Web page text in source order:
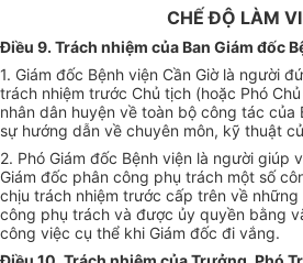
CHẾ ĐỘ LÀM
Điều 9. Trách nhiệm của Ban Giám đốc
1. Giám đốc Bệnh viện Cần Giờ là người
trách nhiệm trước Chủ tịch (hoặc Phó
nhân dân huyện về toàn bộ công tác của
sự hướng dẫn về chuyên môn, kỹ thuật
2. Phó Giám đốc Bệnh viện là người giúp
Giám đốc phân công phụ trách một số
chịu trách nhiệm trước cấp trên về
công phụ trách và được ủy quyền bằng
công việc cụ thể khi Giám đốc đi vắng.